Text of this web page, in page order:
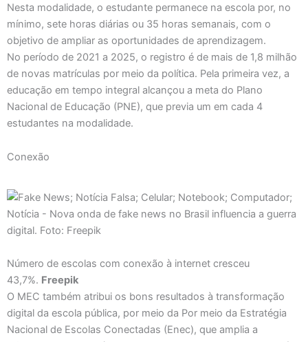
Nesta modalidade, o estudante permanece na escola por, no
mínimo, sete horas diárias ou 35 horas semanais, com o
objetivo de ampliar as oportunidades de aprendizagem.
No período de 2021 a 2025, o registro é de mais de 1,8 milhão
de novas matrículas por meio da política. Pela primeira vez, a
educação em tempo integral alcançou a meta do Plano
Nacional de Educação (PNE), que previa um em cada 4
estudantes na modalidade.
Conexão
Número de escolas com conexão à internet cresceu
43,7%. Freepik
O MEC também atribui os bons resultados à transformação
digital da escola pública, por meio da Por meio da Estratégia
Nacional de Escolas Conectadas (Enec), que amplia a